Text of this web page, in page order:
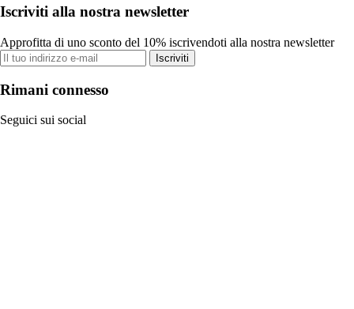
Iscriviti alla nostra newsletter
Approfitta di uno sconto del 10% iscrivendoti alla nostra newsletter
Iscriviti
Rimani connesso
Seguici sui social